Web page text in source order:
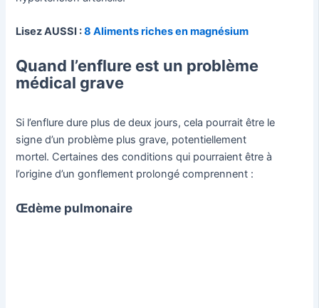
Lisez AUSSI :8 Aliments riches en magnésium
Quand l’enflure est un problème
médical grave
Si l’enflure dure plus de deux jours, cela pourrait être le
signe d’un problème plus grave, potentiellement
mortel. Certaines des conditions qui pourraient être à
l’origine d’un gonflement prolongé comprennent :
Œdème pulmonaire